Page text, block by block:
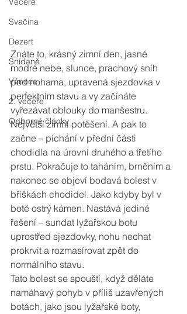
Svačina
Dezert
Snídaně
Vánoce
2. večeře
Odborné články
Znáte to, krásný zimní den, jasné
modré nebe, slunce, prachový sníh
pod nohama, upravená sjezdovka v
perfektním stavu a vy začínáte
vyřezávat oblouky do manšestru.
Největší zimní potěšení. A pak to
začne – píchání v přední části
chodidla na úrovní druhého a třetího
prstu. Pokračuje to taháním, brněním a
nakonec se objeví bodavá bolest v
bříškách chodidel. Jako kdyby byl v
botě ostrý kámen. Nastává jediné
řešení – sundat lyžařskou botu
uprostřed sjezdovky, nohu nechat
prokrvit a rozmasírovat zpět do
normálního stavu.
Tato bolest se spouští, když děláte
namáhavý pohyb v příliš uzavřených
botách, jako jsou lyžařské boty,